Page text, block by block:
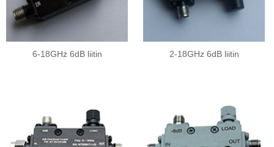
6-18GHz 6dB liitin 2-18GHz 6dB liitin